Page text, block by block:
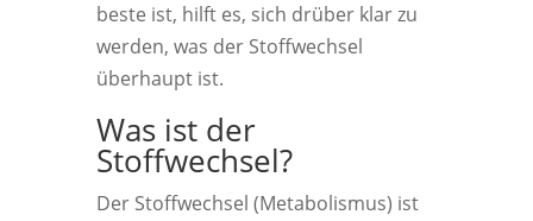
beste ist, hilft es, sich drüber klar zu
werden, was der Stoffwechsel
überhaupt ist.
Was ist der
Stoffwechsel?
Der Stoffwechsel (Metabolismus) ist